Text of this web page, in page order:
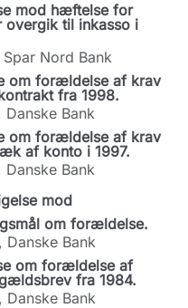
mod hæftelse for
til inkasso i
Spar Nord Bank
om forældelse af krav
fra 1998.
Danske Bank
om forældelse af krav
af konto i 1997.
Danske Bank
mod
om forældelse.
Danske Bank
om forældelse af
fra 1984.
Danske Bank